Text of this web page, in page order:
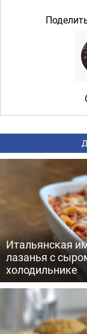
Итальянская
лазанья с
холодильнике